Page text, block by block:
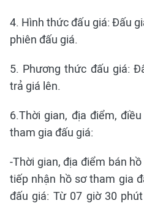
4. Hình thức đấu giá: Đấu
phiên đấu giá.
5. Phương thức đấu giá:
trả giá lên.
6.Thời gian, địa điểm,
tham gia đấu giá:
-Thời gian, địa điểm bán
tiếp nhận hồ sơ tham gia
đấu giá: Từ 07 giờ 30